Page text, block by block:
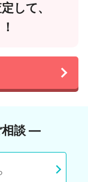
して、
相談 ―